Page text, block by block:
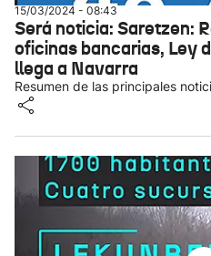
15/03/2024 - 08:43
Será noticia: Saretzen:
oficinas bancarias, Ley
llega a Navarra
Resumen de las principales